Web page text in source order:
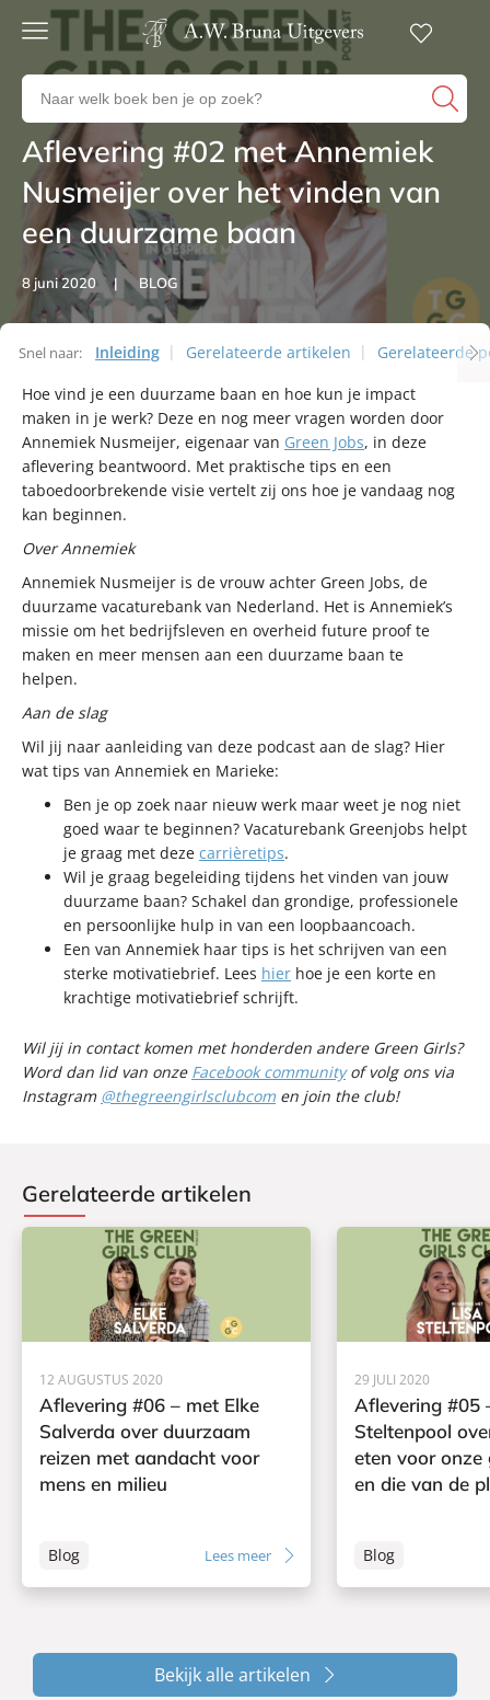
Gratis
verzending
23:00
besteld,
volgende
werkdag
in huis
Veilig
betalen
Gratis
retourneren
Zoeken
naar
boeken,
auteurs
en
uitgevers
Artikelen
Aflevering #02 met Annemiek
Nusmeijer over het vinden van
een duurzame baan
8 juni 2020 BLOG
Snel naar: Inleiding Gerelateerde artikelen
Gerelateerde
Artikelen
Hoe vind je een duurzame baan en hoe kun je impact
maken in je werk? Deze en nog meer vragen worden door
Annemiek Nusmeijer, eigenaar van Green Jobs, in deze
aflevering beantwoord. Met praktische tips en een
taboedoorbrekende visie vertelt zij ons hoe je vandaag nog
kan beginnen.
Over Annemiek
Annemiek Nusmeijer is de vrouw achter Green Jobs, de
duurzame vacaturebank van Nederland. Het is Annemiek’s
missie om het bedrijfsleven en overheid future proof te
maken en meer mensen aan een duurzame baan te
helpen.
Aan de slag
Wil jij naar aanleiding van deze podcast aan de slag? Hier
wat tips van Annemiek en Marieke:
Ben je op zoek naar nieuw werk maar weet je nog niet
goed waar te beginnen? Vacaturebank Greenjobs helpt
je graag met deze carrièretips.
Wil je graag begeleiding tijdens het vinden van jouw
duurzame baan? Schakel dan grondige, professionele
en persoonlijke hulp in van een loopbaancoach.
Een van Annemiek haar tips is het schrijven van een
sterke motivatiebrief. Lees hier hoe je een korte en
krachtige motivatiebrief schrijft.
Wil jij in contact komen met honderden andere Green Girls?
Word dan lid van onze Facebook communityof volg ons via
Instagram @thegreengirlsclubcom en join the club!
Gerelateerde artikelen
12 AUGUSTUS 2020
Aflevering #06 – met Elke
Salverda over duurzaam
reizen met aandacht voor
mens en milieu
Blog Lees meer
29 JULI 2020
Aflevering #05
Steltenpool
eten voor onze
en die van de
Blog
Bekijk alle artikelen